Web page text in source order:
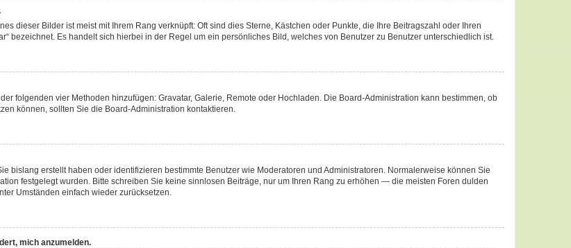
dieser Bilder ist meist mit Ihrem Rang verknüpft: Oft sind dies Sterne, Kästchen oder Punkte, die Ihre Beitragszahl oder Ihren
bezeichnet. Es handelt sich hierbei in der Regel um ein persönliches Bild, welches von Benutzer zu Benutzer unterschiedlich ist.
folgenden vier Methoden hinzufügen: Gravatar, Galerie, Remote oder Hochladen. Die Board-Administration kann bestimmen, ob
können, sollten Sie die Board-Administration kontaktieren.
bislang erstellt haben oder identifizieren bestimmte Benutzer wie Moderatoren und Administratoren. Normalerweise können Sie
festgelegt wurden. Bitte schreiben Sie keine sinnlosen Beiträge, nur um Ihren Rang zu erhöhen — die meisten Foren dulden
Umständen einfach wieder zurücksetzen.
mich anzumelden.